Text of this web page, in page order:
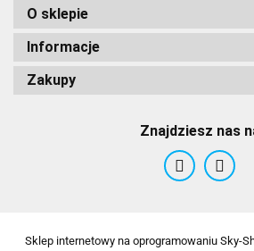
O sklepie
Informacje
Zakupy
Znajdziesz nas
Sklep internetowy na oprogramowaniu Sky-